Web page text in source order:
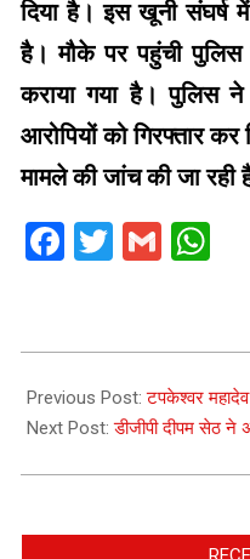
दिया है। इस खूनी संघर्ष
है। मौके पर पहुंची पुलिस
कराया गया है। पुलिस
आरोपियों को गिरफ्तार
मामले की जांच की जा रही
Facebook
Twitter
Gmail
07-
10
Previous Post:टपकेश्वर
Next Post:डीजीपी दीपम सेठ ने